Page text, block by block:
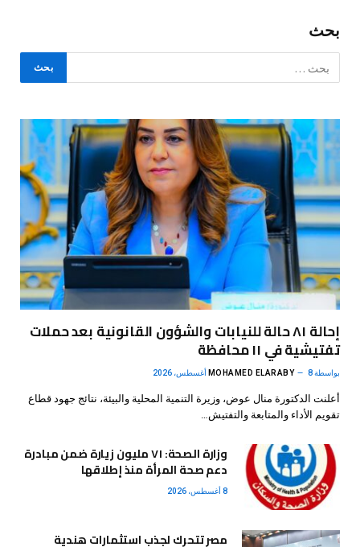
بحث
إحالة ٨١ حالة للنيابات والشؤون القانونية بعد حملات
تفتيشية في ١١ محافظة
بواسطة MOHAMED ELARABY 8 أغسطس، 2026
أعلنت الدكتورة منال عوض، وزيرة التنمية المحلية والبيئة، نتائج جهود قطاع
تقويم الأداء والمتابعة والتفتيش…
وزارة الصحة: ٧١ مليون زيارة ضمن مبادرة
دعم صحة المرأة منذ إطلاقها
8 أغسطس، 2026
مصر تتحرك لجذب استثمارات هندية